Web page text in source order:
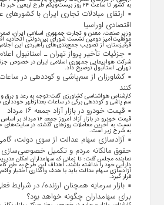
به کشور تا ساعت ۲۴ روز بیست‌ویکم طرح اربعین خبر داد
ارتقای مبادلات تجاری ایران با کشور‌های
اقتصادی اوراسیا
وزیر صنعت، معدن و تجارت جمهوری اسلامی ایران، ضمن
موفقیت‌آمیز دومین نشست شورای بین‌دولتی اتحادیه
قرقیزستان، از تصویب جمع‌بندی‌های راهبردی این
جزئیات تأخیر پرواز تهران ـ استانبول
شرکت هواپیمایی جمهوری اسلامی ایران در خصوص
تهران_ استانبول توضیح داد.
کشاورزان از سم‌پاشی و کوددهی در ساعات
کنند
کارشناس هواشناسی کشاورزی گفت:توجه به رعد و برق و
سم پاشی و کوددهی برگی در ساعات بعدازظهر
قیمت خودرو در بازار آزاد جمعه ۱۶ مرداد
قیمت خودرو در بازار آزاد
نسبت به آخرین معاملات روز‌های گذشته در سایت‌های
به شرح زیر است.
آزادسازی سهام عدالت از سوی دولت،
حقوق مالکانه مردم و تکمیل خصوصی‌سازی
نماینده مجلس گفت: تا زمانی که سهامداران امکان
دارایی خود را نداشته باشند، اهداف این طرح به طور
آزادسازی سهام عدالت باید با هدف واگذاری اختیار
قرار گیرد.
بازار سرمایه همچنان ارزنده/ در شرایط
برای سهامداران چگونه خواهد بود؟